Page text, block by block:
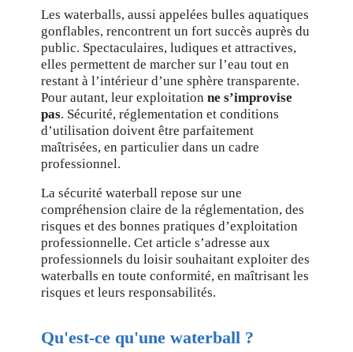
Les waterballs, aussi appelées bulles aquatiques
gonflables, rencontrent un fort succès auprès du
public. Spectaculaires, ludiques et attractives,
elles permettent de marcher sur l’eau tout en
restant à l’intérieur d’une sphère transparente.
Pour autant, leur exploitationne s’improvise
pas. Sécurité, réglementation et conditions
d’utilisation doivent être parfaitement
maîtrisées, en particulier dans un cadre
professionnel.
La sécurité waterball repose sur une
compréhension claire de la réglementation, des
risques et des bonnes pratiques d’exploitation
professionnelle. Cet article s’adresse aux
professionnels du loisir souhaitant exploiter des
waterballs en toute conformité, en maîtrisant les
risques et leurs responsabilités.
Qu'est-ce qu'une waterball ?